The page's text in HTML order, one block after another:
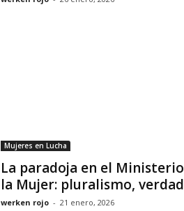
Mujeres en Lucha
La paradoja en el
la Mujer: pluralismo, verdad
werken rojo - 21 enero, 2026